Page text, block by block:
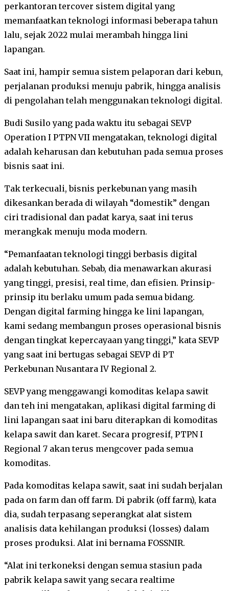
perkantoran tercover sistem digital yang
memanfaatkan teknologi informasi beberapa tahun
lalu, sejak 2022 mulai merambah hingga lini
lapangan.
Saat ini, hampir semua sistem pelaporan dari kebun,
perjalanan produksi menuju pabrik, hingga analisis
di pengolahan telah menggunakan teknologi digital.
Budi Susilo yang pada waktu itu sebagai SEVP
Operation I PTPN VII mengatakan, teknologi digital
adalah keharusan dan kebutuhan pada semua proses
bisnis saat ini.
Tak terkecuali, bisnis perkebunan yang masih
dikesankan berada di wilayah “domestik” dengan
ciri tradisional dan padat karya, saat ini terus
merangkak menuju moda modern.
“Pemanfaatan teknologi tinggi berbasis digital
adalah kebutuhan. Sebab, dia menawarkan akurasi
yang tinggi, presisi, real time, dan efisien. Prinsip-
prinsip itu berlaku umum pada semua bidang.
Dengan digital farming hingga ke lini lapangan,
kami sedang membangun proses operasional bisnis
dengan tingkat kepercayaan yang tinggi,” kata SEVP
yang saat ini bertugas sebagai SEVP di PT
Perkebunan Nusantara IV Regional 2.
SEVP yang menggawangi komoditas kelapa sawit
dan teh ini mengatakan, aplikasi digital farming di
lini lapangan saat ini baru diterapkan di komoditas
kelapa sawit dan karet. Secara progresif, PTPN I
Regional 7 akan terus mengcover pada semua
komoditas.
Pada komoditas kelapa sawit, saat ini sudah berjalan
pada on farm dan off farm. Di pabrik (off farm), kata
dia, sudah terpasang seperangkat alat sistem
analisis data kehilangan produksi (losses) dalam
proses produksi. Alat ini bernama FOSSNIR.
“Alat ini terkoneksi dengan semua stasiun pada
pabrik kelapa sawit yang secara realtime